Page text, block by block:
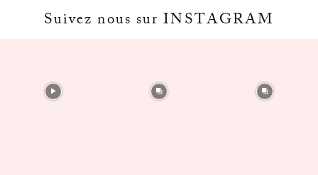
Suivez nous sur INSTAGRAM